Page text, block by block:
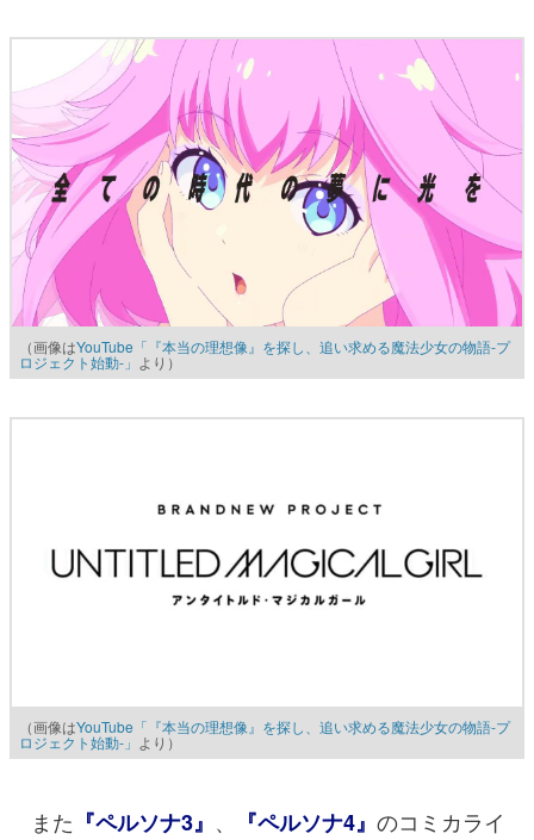
（画像はYouTube「『本当の理想像』を探し、追い求める魔法少女の物語-プ
ロジェクト始動-」 より）
（画像はYouTube「『本当の理想像』を探し、追い求める魔法少女の物語-プ
ロジェクト始動-」 より）
また 『ペルソナ3』 、 『ペルソナ4』 のコミカライ